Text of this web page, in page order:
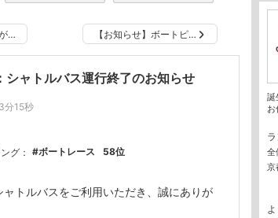
… 【お知らせ】ボートピ…
シャトルバス運行終了のお知らせ
分15秒
グ： ボートレース 58位
トルバスをご利用いただき、誠にありが
誕
お
全
京